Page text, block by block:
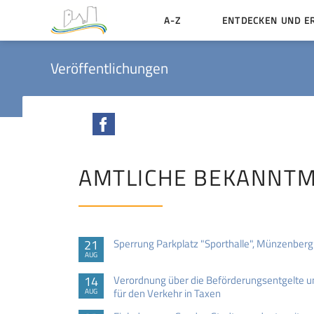
A-Z ENTDECKEN UND
Veröffentlichungen
AMTLICHE
21
AUG
Sperrung Parkplatz "Sporthalle", Münzenberg
14
AUG
Verordnung über die Beförderungsentgelte
für den Verkehr in Taxen